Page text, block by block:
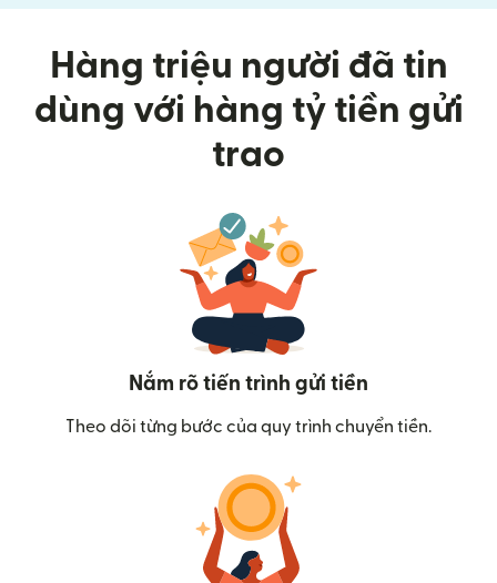
Hàng triệu người đã tin
dùng với hàng tỷ tiền gửi
trao
Nắm rõ tiến trình gửi tiền
Theo dõi từng bước của quy trình chuyển tiền.